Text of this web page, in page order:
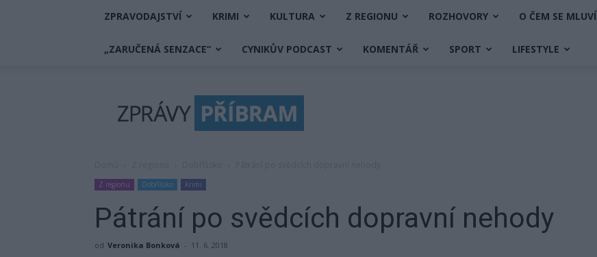
ZPRAVODAJSTVÍ KRIMI KULTURA Z REGIONU ROZHOVORY O ČEM SE MLUVÍ
„ZARUČENÁ SENZACE“ CYNIKŮV PODCAST KOMENTÁŘ SPORT LIFESTYLE
Příbram
Z regionu Dobříšsko Krimi
Pátrání po svědcích dopravní nehody
od Veronika Bonková - 11. 6. 2018